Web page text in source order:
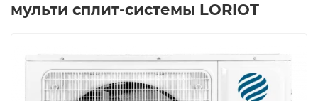
мульти сплит-системы LORIOT